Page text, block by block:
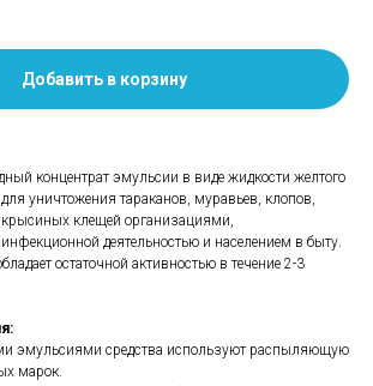
Добавить в корзину
концентрат эмульсии в виде жидкости желтого
уничтожения тараканов, муравьев, клопов,
клещей организациями,
деятельностью и населением в быту.
остаточной активностью в течение 2-3
эмульсиями средства используют распыляющую
марок.